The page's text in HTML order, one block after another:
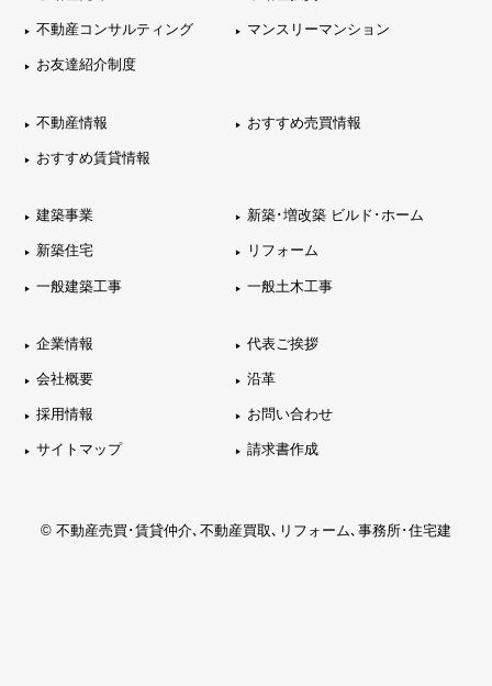
不動産コンサルティング マンスリーマンション
お友達紹介制度
不動産情報 おすすめ売買情報
おすすめ賃貸情報
建築事業 新築･増改築 ビルド･ホーム
新築住宅 リフォーム
一般建築工事 一般土木工事
企業情報 代表ご挨拶
会社概要 沿革
採用情報 お問い合わせ
サイトマップ 請求書作成
© 不動産売買･賃貸仲介､不動産買取､リフォーム､事務所･住宅建